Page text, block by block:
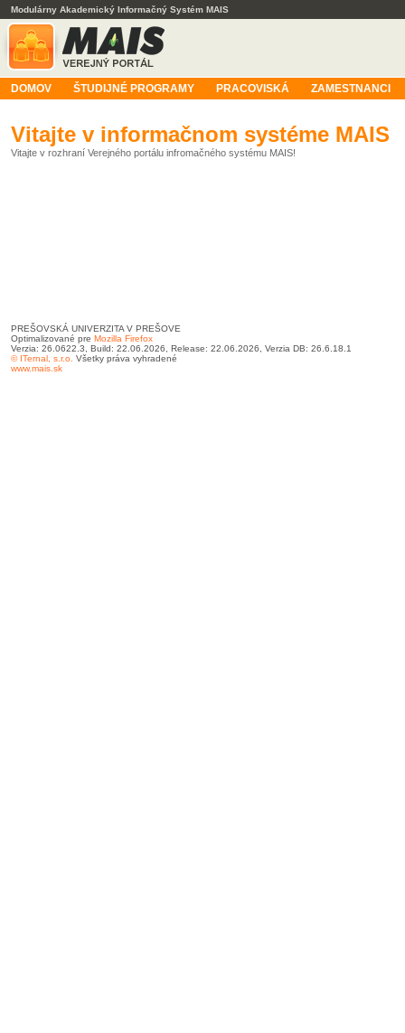
Modulárny Akademický Informačný Systém MAIS
DOMOV ŠTUDIJNÉ PROGRAMY PRACOVISKÁ ZAMESTNANCI
Vitajte v informačnom systéme MAIS
Vitajte v rozhraní Verejného portálu infromačného systému MAIS!
PREŠOVSKÁ UNIVERZITA V PREŠOVE
Optimalizované pre Mozilla Firefox
Verzia: 26.0622.3, Build: 22.06.2026, Release: 22.06.2026, Verzia DB: 26.6.18.1
© ITernal, s.r.o. Všetky práva vyhradené
www.mais.sk